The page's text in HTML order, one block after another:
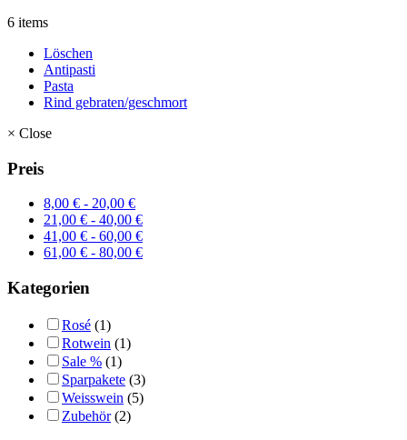
6 items
Löschen
Antipasti
Pasta
Rind gebraten/geschmort
× Close
Preis
8,00 € - 20,00 €
21,00 € - 40,00 €
41,00 € - 60,00 €
61,00 € - 80,00 €
Kategorien
Rosé (1)
Rotwein (1)
Sale % (1)
Sparpakete (3)
Weisswein (5)
Zubehör (2)